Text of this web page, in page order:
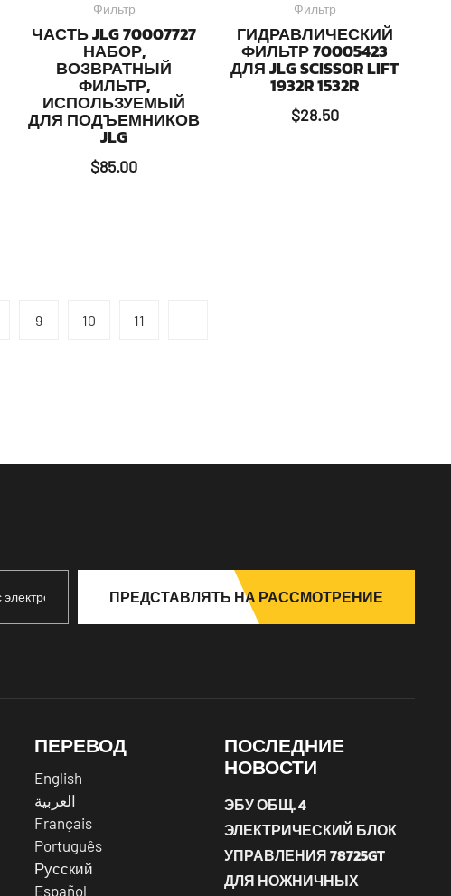
Фильтр
ЧАСТЬ JLG 70007727
НАБОР,
ВОЗВРАТНЫЙ
ФИЛЬТР,
ИСПОЛЬЗУЕМЫЙ
ДЛЯ ПОДЪЕМНИКОВ
JLG
$85.00
Фильтр
ГИДРАВЛИЧЕСКИЙ
ФИЛЬТР 70005423
ДЛЯ JLG SCISSOR LIFT
1932R 1532R
$28.50
9 10 11
ПРЕДСТАВЛЯТЬ НА РАССМОТРЕНИЕ
ПЕРЕВОД
English
العربية
Français
Português
Русский
Español
ПОСЛЕДНИЕ
НОВОСТИ
ЭБУ ОБЩ. 4
ЭЛЕКТРИЧЕСКИЙ БЛОК
УПРАВЛЕНИЯ 78725GT
ДЛЯ НОЖНИЧНЫХ